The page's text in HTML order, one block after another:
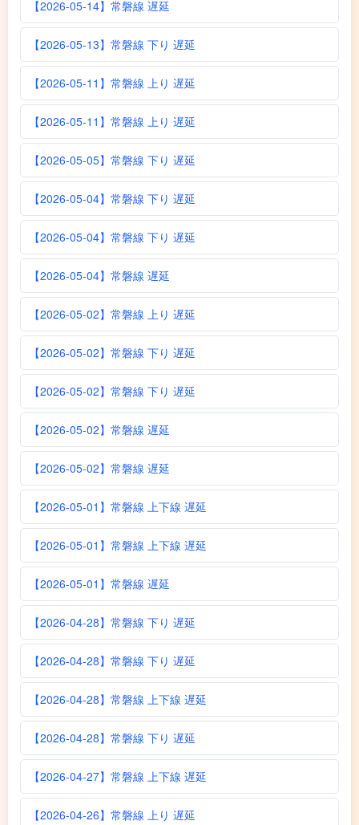
【2026-05-14】常磐線 遅延
【2026-05-13】常磐線 下り 遅延
【2026-05-11】常磐線 上り 遅延
【2026-05-11】常磐線 上り 遅延
【2026-05-05】常磐線 下り 遅延
【2026-05-04】常磐線 下り 遅延
【2026-05-04】常磐線 下り 遅延
【2026-05-04】常磐線 遅延
【2026-05-02】常磐線 上り 遅延
【2026-05-02】常磐線 下り 遅延
【2026-05-02】常磐線 下り 遅延
【2026-05-02】常磐線 遅延
【2026-05-02】常磐線 遅延
【2026-05-01】常磐線 上下線 遅延
【2026-05-01】常磐線 上下線 遅延
【2026-05-01】常磐線 遅延
【2026-04-28】常磐線 下り 遅延
【2026-04-28】常磐線 下り 遅延
【2026-04-28】常磐線 上下線 遅延
【2026-04-28】常磐線 下り 遅延
【2026-04-27】常磐線 上下線 遅延
【2026-04-26】常磐線 上り 遅延